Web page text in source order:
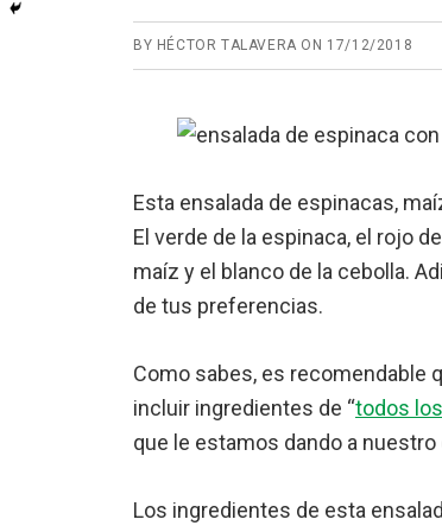
BY HÉCTOR TALAVERA ON 17/12/2018
Esta ensalada de espinacas,
El verde de la espinaca, el rojo
maíz y el blanco de la cebolla.
de tus preferencias.
Como sabes, es recomendable
incluir ingredientes de “todos
que le estamos dando a
Los ingredientes de esta